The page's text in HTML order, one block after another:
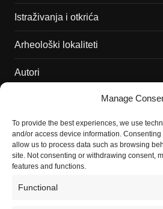
Manage
To provide the best experiences, we use
and/or access device information. Consenting
allow us to process data such as browsing
site. Not consenting or withdrawing consent,
features and functions.
Functional
Istraživanja i otkrića
Arheološki lokaliteti
Autori
Dešavanja
Kontakt
Misija sajta Sve o arheologiji